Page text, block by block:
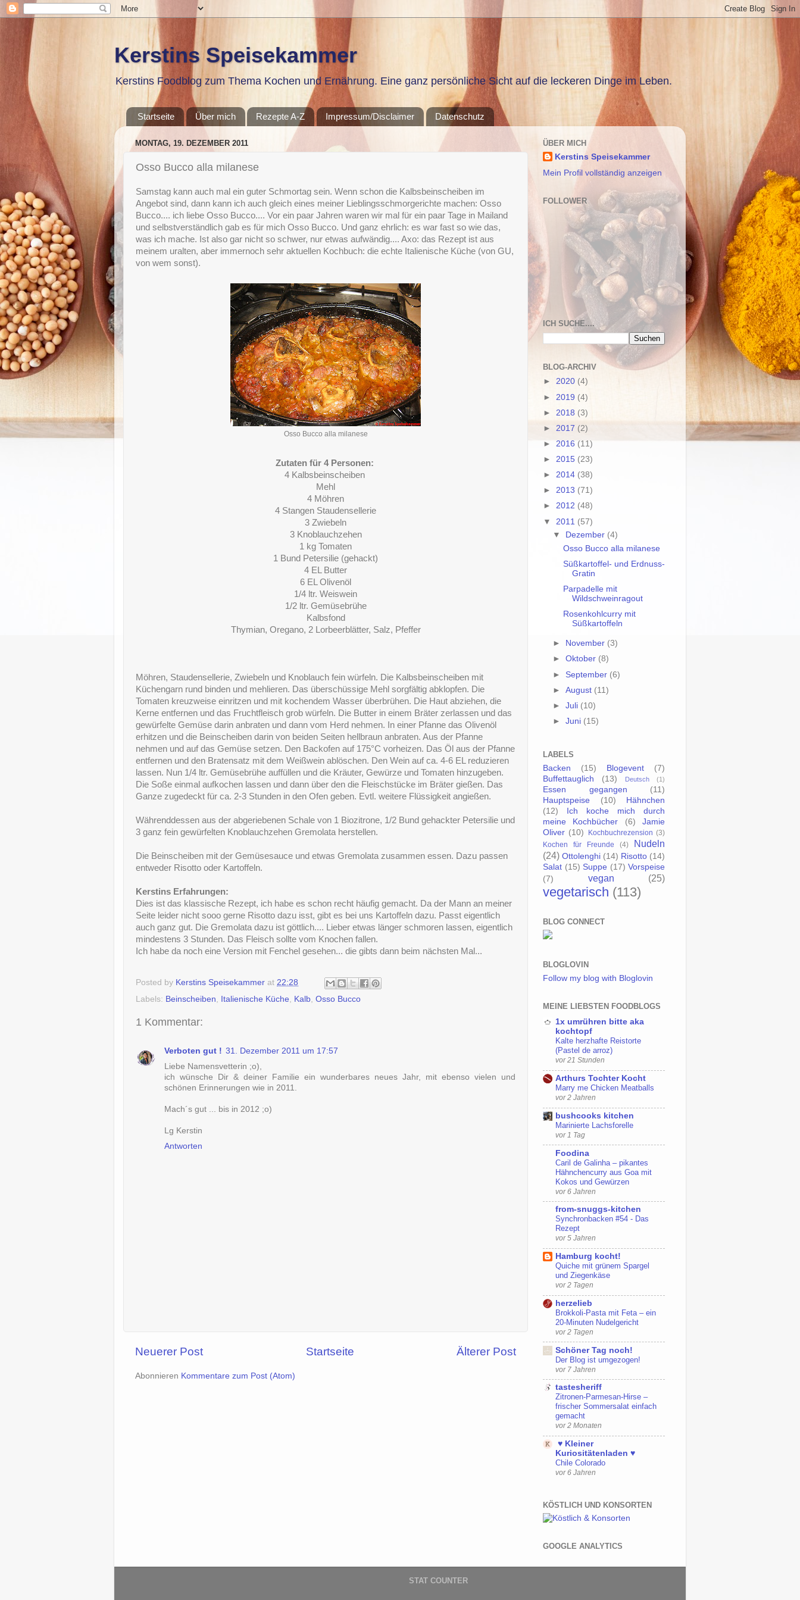
Kerstins Speisekammer
Kerstins Foodblog zum Thema Kochen und Ernährung. Eine ganz persönliche Sicht auf die leckeren Dinge im Leben.
Startseite Über mich Rezepte A-Z Impressum/Disclaimer Datenschutz
MONTAG, 19. DEZEMBER 2011
Osso Bucco alla milanese
Samstag kann auch mal ein guter Schmortag sein. Wenn schon die Kalbsbeinscheiben im
Angebot sind, dann kann ich auch gleich eines meiner Lieblingsschmorgerichte machen: Osso
Bucco.... ich liebe Osso Bucco.... Vor ein paar Jahren waren wir mal für ein paar Tage in Mailand
und selbstverständlich gab es für mich Osso Bucco. Und ganz ehrlich: es war fast so wie das,
was ich mache. Ist also gar nicht so schwer, nur etwas aufwändig.... Axo: das Rezept ist aus
meinem uralten, aber immernoch sehr aktuellen Kochbuch: die echte Italienische Küche (von GU,
von wem sonst).
Osso Bucco alla milanese
Zutaten für 4 Personen:
4 Kalbsbeinscheiben
Mehl
4 Möhren
4 Stangen Staudensellerie
3 Zwiebeln
3 Knoblauchzehen
1 kg Tomaten
1 Bund Petersilie (gehackt)
4 EL Butter
6 EL Olivenöl
1/4 ltr. Weiswein
1/2 ltr. Gemüsebrühe
Kalbsfond
Thymian, Oregano, 2 Lorbeerblätter, Salz, Pfeffer
Möhren, Staudensellerie, Zwiebeln und Knoblauch fein würfeln. Die Kalbsbeinscheiben mit
Küchengarn rund binden und mehlieren. Das überschüssige Mehl sorgfältig abklopfen. Die
Tomaten kreuzweise einritzen und mit kochendem Wasser überbrühen. Die Haut abziehen, die
Kerne entfernen und das Fruchtfleisch grob würfeln. Die Butter in einem Bräter zerlassen und das
gewürfelte Gemüse darin anbraten und dann vom Herd nehmen. In einer Pfanne das Olivenöl
erhitzen und die Beinscheiben darin von beiden Seiten hellbraun anbraten. Aus der Pfanne
nehmen und auf das Gemüse setzen. Den Backofen auf 175°C vorheizen. Das Öl aus der Pfanne
entfernen und den Bratensatz mit dem Weißwein ablöschen. Den Wein auf ca. 4-6 EL reduzieren
lassen. Nun 1/4 ltr. Gemüsebrühe auffüllen und die Kräuter, Gewürze und Tomaten hinzugeben.
Die Soße einmal aufkochen lassen und dann über den die Fleischstücke im Bräter gießen. Das
Ganze zugedeckt für ca. 2-3 Stunden in den Ofen geben. Evtl. weitere Flüssigkeit angießen.
Währenddessen aus der abgeriebenen Schale von 1 Biozitrone, 1/2 Bund gehackter Petersilie und
3 ganz fein gewürfelten Knoblauchzehen Gremolata herstellen.
Die Beinscheiben mit der Gemüsesauce und etwas Gremolata zusammen essen. Dazu passen
entweder Risotto oder Kartoffeln.
Kerstins Erfahrungen:
Dies ist das klassische Rezept, ich habe es schon recht häufig gemacht. Da der Mann an meiner
Seite leider nicht sooo gerne Risotto dazu isst, gibt es bei uns Kartoffeln dazu. Passt eigentlich
auch ganz gut. Die Gremolata dazu ist göttlich.... Lieber etwas länger schmoren lassen, eigentlich
mindestens 3 Stunden. Das Fleisch sollte vom Knochen fallen.
Ich habe da noch eine Version mit Fenchel gesehen... die gibts dann beim nächsten Mal...
Posted by Kerstins Speisekammer at 22:28
Labels: Beinscheiben Italienische Küche Kalb Osso Bucco
1 Kommentar:
Verboten gut ! 31. Dezember 2011 um 17:57
Liebe Namensvetterin ;o),
ich wünsche Dir & deiner Familie ein wunderbares neues Jahr, mit ebenso vielen und
schönen Erinnerungen wie in 2011.
Mach´s gut ... bis in 2012 ;o)
Lg Kerstin
Antworten
Neuerer Post Älterer Post
Startseite
Abonnieren Kommentare zum Post (Atom)
ÜBER MICH
Kerstins Speisekammer
Mein Profil vollständig anzeigen
FOLLOWER
ICH SUCHE....
BLOG-ARCHIV
► 2020 (4)
► 2019 (4)
► 2018 (3)
► 2017 (2)
► 2016 (11)
► 2015 (23)
► 2014 (38)
► 2013 (71)
► 2012 (48)
▼ 2011 (57)
▼
Dezember (4)
Osso Bucco alla milanese
Süßkartoffel- und Erdnuss-
Gratin
Parpadelle mit
Wildschweinragout
Rosenkohlcurry mit
Süßkartoffeln
► November (3)
►Oktober (8)
► September (6)
►August (11)
►Juli (10)
►Juni (15)
LABELS
Backen
(15) Blogevent
(7)
Buffettauglich
(13) Deutsch (1)
Essen gegangen
(11)
Hauptspeise
(10)
Hähnchen
(12)
Ich koche mich durch
meine Kochbücher
(6)
Jamie
Oliver (10) Kochbuchrezension (3)
Kochen für Freunde
(4)
Nudeln
(24) Ottolenghi (14) Risotto (14)
Salat (15) Suppe (17) Vorspeise
(7)
vegan (25)
vegetarisch (113)
BLOG CONNECT
BLOGLOVIN
Follow my blog with Bloglovin
MEINE LIEBSTEN FOODBLOGS
1x umrühren bitte aka
kochtopf
Kalte herzhafte Reistorte
(Pastel de arroz)
vor 21 Stunden
Arthurs Tochter Kocht
Marry me Chicken Meatballs
vor 2 Jahren
bushcooks kitchen
Marinierte Lachsforelle
vor 1 Tag
Foodina
Caril de Galinha – pikantes
Hähnchencurry aus Goa mit
Kokos und Gewürzen
vor 6 Jahren
from-snuggs-kitchen
Synchronbacken #54 - Das
Rezept
vor 5 Jahren
Hamburg kocht!
Quiche mit grünem Spargel
und Ziegenkäse
vor 2 Tagen
herzelieb
Brokkoli-Pasta mit Feta – ein
20-Minuten Nudelgericht
vor 2 Tagen
Schöner Tag noch!
Der Blog ist umgezogen!
vor 7 Jahren
tastesheriff
Zitronen-Parmesan-Hirse –
frischer Sommersalat einfach
gemacht
vor 2 Monaten
♥ Kleiner
Kuriositätenladen ♥
Chile Colorado
vor 6 Jahren
KÖSTLICH UND KONSORTEN
GOOGLE ANALYTICS
STAT COUNTER